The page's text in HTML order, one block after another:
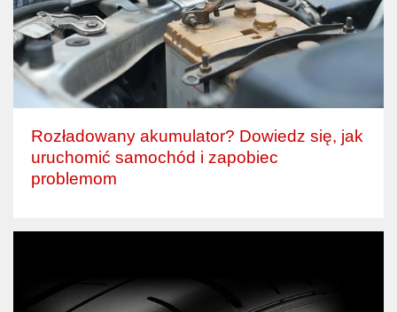
Rozładowany akumulator? Dowiedz się, jak
uruchomić samochód i zapobiec
problemom